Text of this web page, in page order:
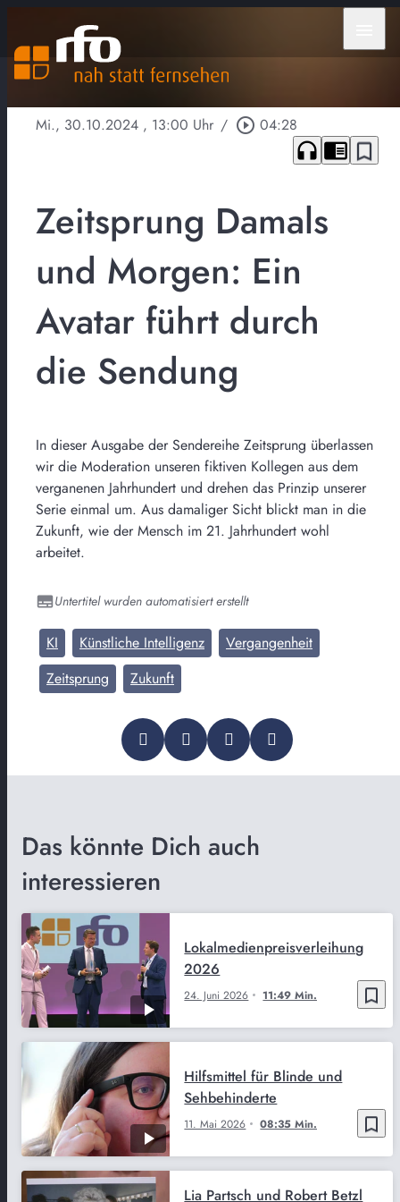
Mi., 30.10.2024 , 13:00 Uhr / play_circle_outline 04:28
headphones chrome_reader_mode bookmark_border
Zeitsprung Damals
und Morgen: Ein
Avatar führt durch
die Sendung
In dieser Ausgabe der Sendereihe Zeitsprung überlassen
wir die Moderation unseren fiktiven Kollegen aus dem
verganenen Jahrhundert und drehen das Prinzip unserer
Serie einmal um. Aus damaliger Sicht blickt man in die
Zukunft, wie der Mensch im 21. Jahrhundert wohl
arbeitet.
Untertitel wurden automatisiert erstellt
KI Künstliche Intelligenz
Vergangenheit
Zeitsprung
Zukunft
Das könnte Dich auch
interessieren
bookmark_border
24. Juni 2026 11:49 Min.
Lokalmedienpreisverleihung
2026
bookmark_border
11. Mai 2026 08:35 Min.
Hilfsmittel für Blinde und
Sehbehinderte
Lia Partsch und Robert Betzl